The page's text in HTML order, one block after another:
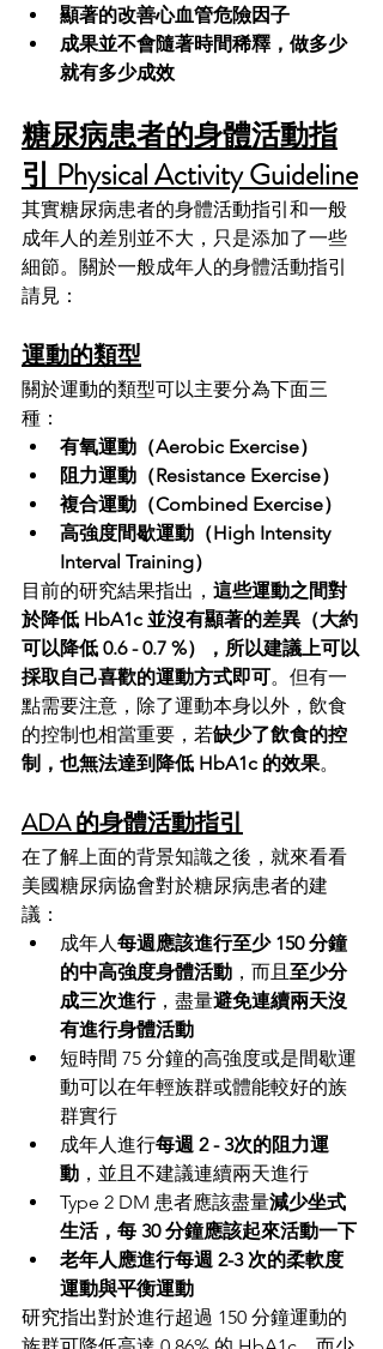
顯著的改善心血管危險因子
成果並不會隨著時間稀釋，做多少
就有多少成效
糖尿病患者的身體活動指
引 Physical Activity Guideline
其實糖尿病患者的身體活動指引和一般
成年人的差別並不大，只是添加了一些
細節。關於一般成年人的身體活動指引
請見：
運動的類型
關於運動的類型可以主要分為下面三
種：
有氧運動（Aerobic Exercise）
阻力運動（Resistance Exercise）
複合運動（Combined Exercise）
高強度間歇運動（High Intensity
Interval Training）
目前的研究結果指出， 這些運動之間對
於降低 HbA1c 並沒有顯著的差異（大約
可以降低 0.6 - 0.7 %），所以建議上可以
採取自己喜歡的運動方式即可。但有一
點需要注意，除了運動本身以外，飲食
的控制也相當重要，若缺少了飲食的控
制，也無法達到降低 HbA1c 的效果。
ADA 的身體活動指引
在了解上面的背景知識之後，就來看看
美國糖尿病協會對於糖尿病患者的建
議：
成年人每週應該進行至少 150 分鐘
的中高強度身體活動 ，而且 至少分
成三次進行，盡量避免連續兩天沒
有進行身體活動
短時間 75 分鐘的高強度或是間歇運
動可以在年輕族群或體能較好的族
群實行
成年人進行每週 2 - 3次的阻力運
動 ，並且不建議連續兩天進行
Type 2 DM 患者應該盡量減少坐式
生活，每 30 分鐘應該起來活動一下
老年人應進行每週 2-3 次的柔軟度
運動與平衡運動
研究指出對於進行超過 150 分鐘運動的